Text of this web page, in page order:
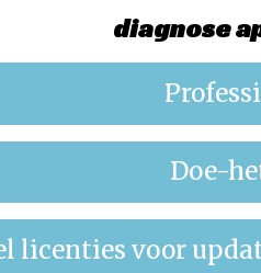
diagnose
Doe-
licenties voor